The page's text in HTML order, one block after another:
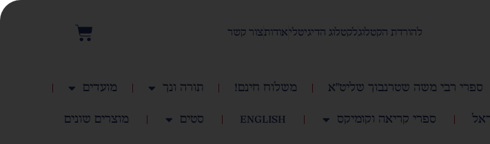
להורדת הקטלוג לקטלוג הדיגיטלי אודות צור קשר
ספרי רבי משה שטרנבוך שליט"א משלוח חינם! תורה ונך מועדים
ספרי קריאה וקומיקס English סטים מוצרים שונים